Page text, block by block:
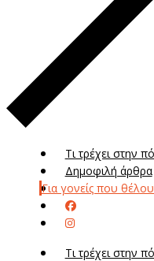
Τι τρέχει στην
Δημοφιλή άρθρα
Για γονείς που
Τι τρέχει στην